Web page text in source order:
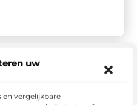
uw
en vergelijkbare